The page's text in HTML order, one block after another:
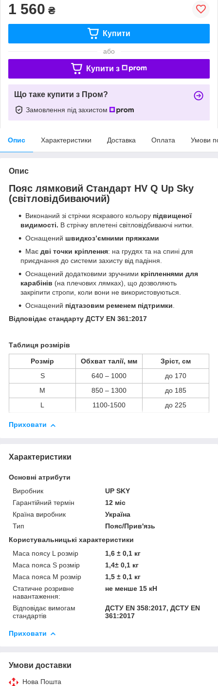
1 560 ₴
Купити
або
Купити з
Що таке купити з Пром?
Замовлення під захистом
Опис Характеристики Доставка Оплата Умови
Опис
Пояс лямковий Стандарт HV Q Up Sky
(світловідбиваючий)
Виконаний зі стрічки яскравого кольору підвищеної
видимості. В стрічку вплетені світловідбиваючі нитки.
Оснащений швидкоз’ємними пряжками
Має дві точки кріплення: на грудях та на спині для
приєднання до системи захисту від падіння.
Оснащений додатковими зручними кріпленнями для
карабінів (на плечових лямках), що дозволяють
закріпити стропи, коли вони не використовуються.
Оснащений підтазовим ременем підтримки.
Відповідає стандарту ДСТУ EN 361:2017
Таблиця розмірів
Розмір Обхват талії, мм
Зріст, см
S
640 – 1000
до 170
M
850 – 1300
до 185
L
1100-1500 до 225
Приховати
Характеристики
Основні атрибути
Виробник
UP SKY
Гарантійний термін
12 міс
Країна виробник
Україна
Тип
Пояс/Прив'язь
Користувальницькі характеристики
Маса поясу L розмір
1,6 ± 0,1 кг
Маса пояса S розмір
1,4± 0,1 кг
Маса пояса M розмір
1,5 ± 0,1 кг
Статичне розривне
навантаження:
не менше 15 кН
Відповідає вимогам
стандартів
ДСТУ EN 358:2017, ДСТУ EN
361:2017
Приховати
Умови доставки
Нова Пошта